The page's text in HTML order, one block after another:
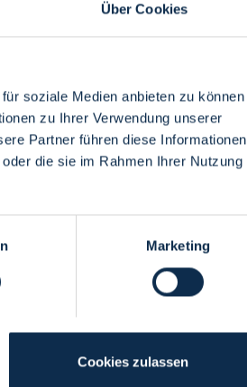
Über Cookies
soziale Medien anbieten zu können
zu Ihrer Verwendung unserer
Partner führen diese Informationen
die sie im Rahmen Ihrer Nutzung
Marketing
Cookies zulassen